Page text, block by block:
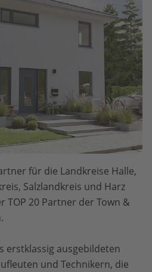
für die Landkreise Halle,
Salzlandkreis und Harz
TOP 20 Partner der Town &
erstklassig ausgebildeten
und Technikern, die